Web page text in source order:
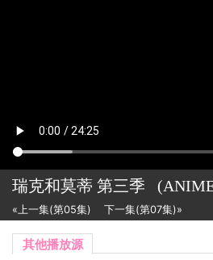
瑞克和莫蒂 第三季
«上一集(第05集) 下一集(第07集)»
其他播放源